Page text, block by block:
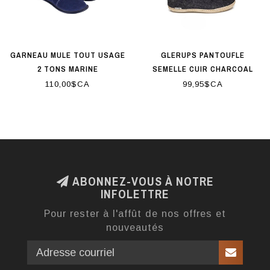
GARNEAU MULE TOUT USAGE
2 TONS MARINE
110,00$CA
GLERUPS PANTOUFLE
SEMELLE CUIR CHARCOAL
99,95$CA
ABONNEZ-VOUS À NOTRE
INFOLETTRE
Pour rester à l'affût de nos offres et
nouveautés